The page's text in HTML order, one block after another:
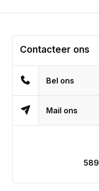
Contacteer ons
Bel ons
Mail ons
589